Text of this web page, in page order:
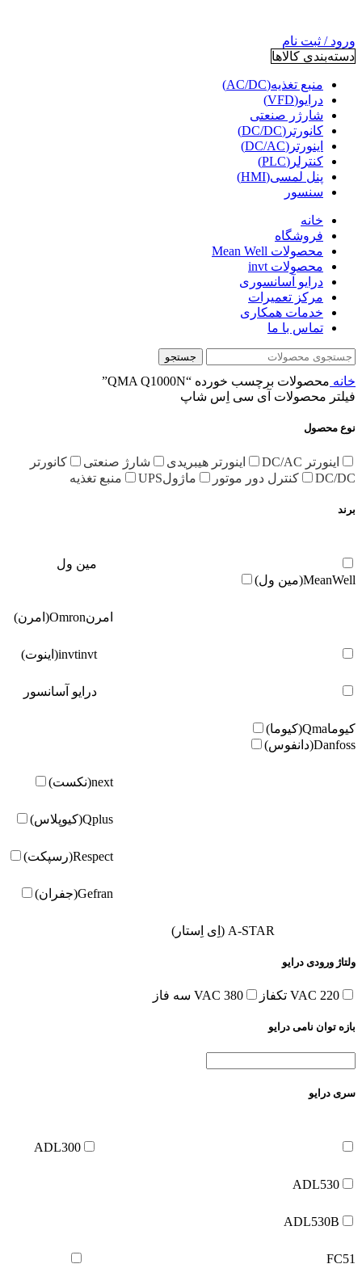
ورود / ثبت نام
دسته‌بندی کالاها
منبع تغذیه(AC/DC)
درایو(VFD)
شارژر صنعتی
کانورتر(DC/DC)
اینورتر(DC/AC)
کنترلر(PLC)
پنل لمسی(HMI)
سنسور
خانه
فروشگاه
محصولات Mean Well
محصولات invt
درایو آسانسوری
مرکز تعمیرات
خدمات همکاری
تماس با ما
جستجو
خانه محصولات برچسب خورده “QMA Q1000N”
فیلتر محصولات آی سی اِس شاپ
نوع محصول
اینورتر DC/AC اینورتر هیبریدی شارژ صنعتی
کانورتر
DC/DC
کنترل دور موتور ماژولUPS منبع تغذیه
برند
مین ول
MeanWell(مین ول)
امرنOmron(امرن)
invtinvt(اینوت)
درایو آسانسور
کیوماQma(کیوما)
Danfoss(دانفوس)
next(نکست)
Qplus(کیوپلاس)
Respect(رسپکت)
Gefran(جفران)
A-STAR (اِی اِستار)
ولتاژ ورودی درایو
220 VAC تکفاز 380 VAC سه فاز
بازه توان نامی درایو
سری درایو
ADL300
ADL530
ADL530B
FC51